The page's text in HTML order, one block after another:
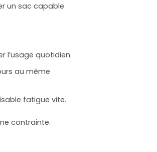
un sac capable
l’usage quotidien.
au même
fatigue vite.
contrainte.